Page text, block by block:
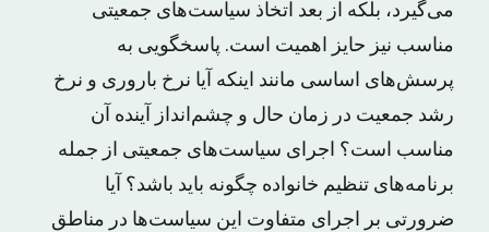
می‌گیرد، بلکه از بعد اتخاذ سیاست‌های جمعیتی
مناسب نیز حایز اهمیت است. پاسخگویی به
پرسش‌های اساسی مانند اینکه آیا نرخ باروری و نرخ
رشد جمعیت در زمان حال و چشم‌انداز آینده آن
مناسب است؟ اجرای سیاست‌های جمعیتی از جمله
برنامه‌های تنظیم خانواده چگونه باید باشد؟ آیا
ضرورتی بر اجرای متفاوت این سیاست‌ها در مناطق